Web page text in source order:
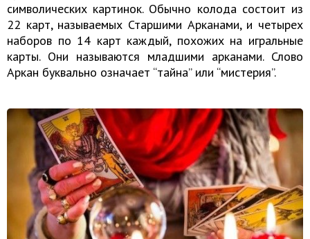
символических картинок. Обычно колода состоит из
22 карт, называемых Старшими Арканами, и четырех
наборов по 14 карт каждый, похожих на игральные
карты. Они называются младшими арканами. Слово
Аркан буквально означает “тайна” или “мистерия”.